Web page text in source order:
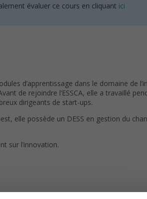
évaluer ce cours en cliquant ici
d’apprentissage dans le domaine de
de rejoindre l’ESSCA, elle a travaillé
dirigeants de start-ups.
elle possède un DESS en gestion du
sur l’innovation.